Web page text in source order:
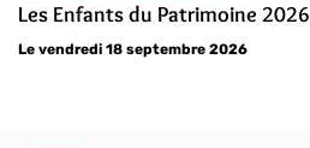
Les Enfants du Patrimoine 2026
Le vendredi 18 septembre 2026